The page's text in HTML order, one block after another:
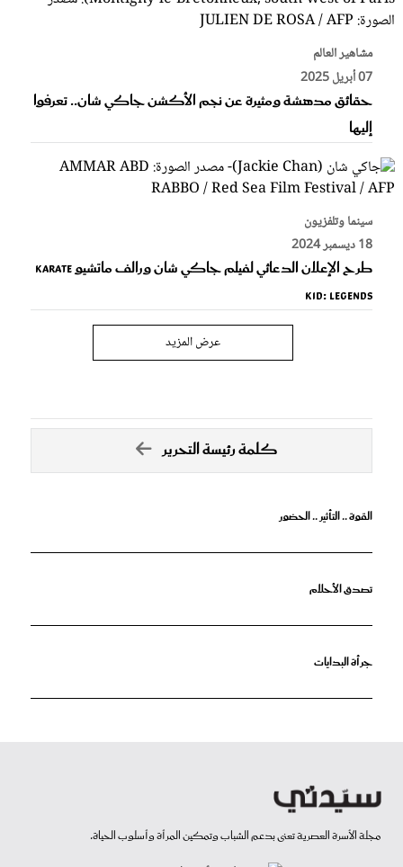
مشاهير العالم
07 أبريل 2025
حقائق مدهشة ومثيرة عن نجم الأكشن جاكي شان.. تعرفوا
إليها
سينما وتلفزيون
18 ديسمبر 2024
طرح الإعلان الدعائي لفيلم جاكي شان ورالف ماتشيو Karate
Kid: Legends
عرض المزيد
كلمة رئيسة التحرير
القوة .. التأثير .. الحضور
تصدق الأحلام
جرأة البدايات
مجلة الأسرة العصرية تعنى بدعم الشباب وتمكين المرأة وأسلوب الحياة.